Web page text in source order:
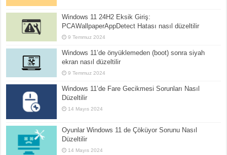
Windows 11 24H2 Eksik Giriş:
PCAWallpaperAppDetect Hatası nasıl düzeltilir
9 Temmuz 2024
Windows 11’de önyüklemeden (boot) sonra siyah
ekran nasıl düzeltilir
9 Temmuz 2024
Windows 11’de Fare Gecikmesi Sorunları Nasıl
Düzeltilir
14 Mayıs 2024
Oyunlar Windows 11 de Çöküyor Sorunu Nasıl
Düzeltilir
14 Mayıs 2024